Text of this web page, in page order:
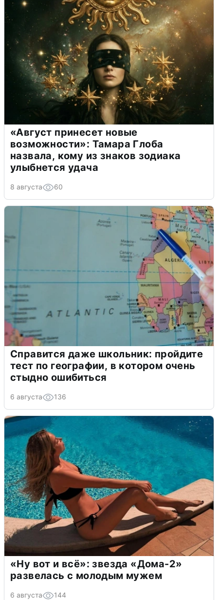
«Август принесет новые
возможности»: Тамара Глоба
назвала, кому из знаков зодиака
улыбнется удача
8 августа 60
Справится даже школьник: пройдите
тест по географии, в котором очень
стыдно ошибиться
6 августа 136
«Ну вот и всё»: звезда «Дома-2»
развелась с молодым мужем
6 августа 144